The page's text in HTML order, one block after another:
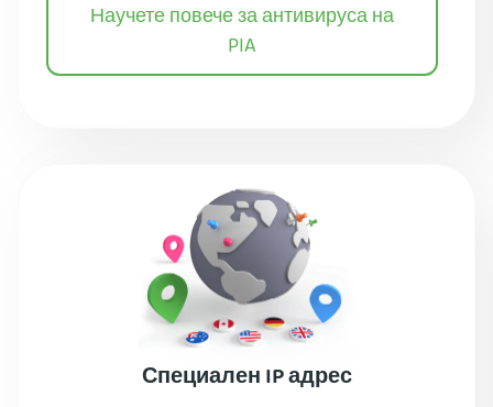
Научете повече за антивируса на
PIA
Специален IP адрес